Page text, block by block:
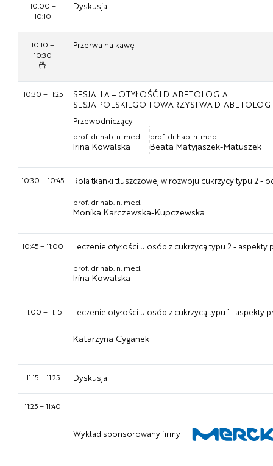
10:00 –
10:10
Dyskusja
10:10 –
10:30
Przerwa na kawę
10:30 – 11:25
SESJA II A – OTYŁOŚĆ I DIABETOLOGIA
SESJA POLSKIEGO TOWARZYSTWA
Przewodniczący
prof. dr hab. n. med.
Irina Kowalska
prof. dr hab. n. med.
Beata Matyjaszek-Matuszek
10:30 – 10:45 Rola tkanki tłuszczowej w rozwoju cukrzycy typu 2
prof. dr hab. n. med.
Monika Karczewska-Kupczewska
10:45– 11:00 Leczenie otyłości u osób z cukrzycą typu 2 - aspekty
prof. dr hab. n. med.
Irina Kowalska
11:00 – 11:15 Leczenie otyłości u osób z cukrzycą typu 1- aspekty
Katarzyna Cyganek
11:15– 11:25 Dyskusja
11:25– 11:40
Wykład sponsorowany firmy